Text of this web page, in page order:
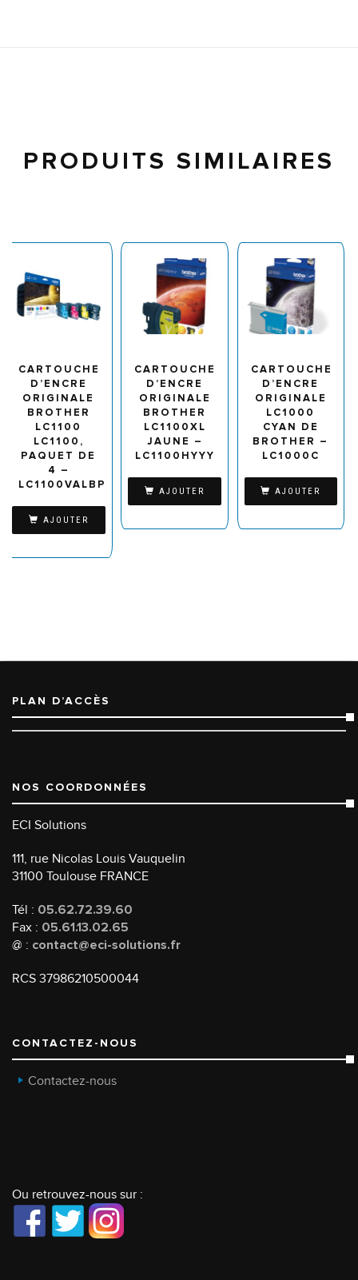
PRODUITS SIMILAIRES
CARTOUCHE
D’ENCRE
ORIGINALE
BROTHER
LC1100
LC1100,
PAQUET DE
4 –
LC1100VALBP
AJOUTER
CARTOUCHE
D’ENCRE
ORIGINALE
BROTHER
LC1100XL
JAUNE –
LC1100HYYY
AJOUTER
CARTOUCHE
D’ENCRE
ORIGINALE
LC1000
CYAN DE
BROTHER –
LC1000C
AJOUTER
PLAN D’ACCÈS
NOS COORDONNÉES
ECI Solutions
111, rue Nicolas Louis Vauquelin
31100 Toulouse FRANCE
Tél : 05.62.72.39.60
Fax : 05.61.13.02.65
@ : contact@eci-solutions.fr
RCS 37986210500044
CONTACTEZ-NOUS
Contactez-nous
Ou retrouvez-nous sur :